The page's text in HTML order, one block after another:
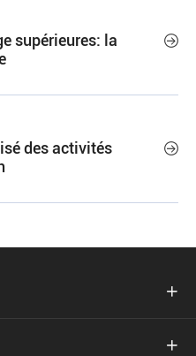
supérieures: la

des activités


